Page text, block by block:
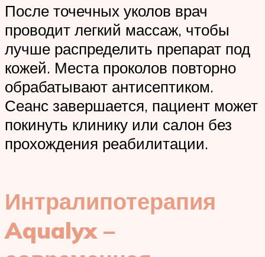
После точечных уколов врач
проводит легкий массаж, чтобы
лучше распределить препарат под
кожей. Места проколов повторно
обрабатывают антисептиком.
Сеанс завершается, пациент может
покинуть клинику или салон без
прохождения реабилитации.
Интралипотерапия
Aqualyx –